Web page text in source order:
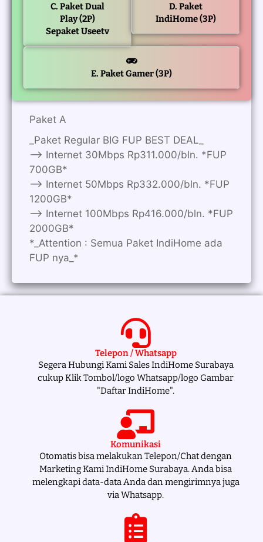
C. Paket Dual
Play (2P)
Sepaket Useetv
D. Paket
IndiHome (3P)
E. Paket Gamer (3P)
Paket A
_Paket Regular BIG FUP BEST DEAL_
—> Internet 30Mbps Rp311.000/bln. *FUP
700GB*
—> Internet 50Mbps Rp332.000/bln. *FUP
1200GB*
—> Internet 100Mbps Rp416.000/bln. *FUP
2000GB*
*_Attention : Semua Paket IndiHome ada
FUP nya_*
Telepon / Whatsapp
Segera Hubungi Kami Sales IndiHome Surabaya
cukup Klik Tombol/logo Whatsapp/logo Gambar
"Daftar IndiHome".
Komunikasi
Otomatis bisa melakukan Telepon/Chat dengan
Marketing Kami IndiHome Surabaya. Anda bisa
melengkapi data-data Anda dan mengirimnya juga
via Whatsapp.